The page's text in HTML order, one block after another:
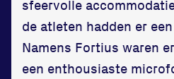
sfeervolle
de atleten hadden er
Namens Fortius waren
een enthousiaste